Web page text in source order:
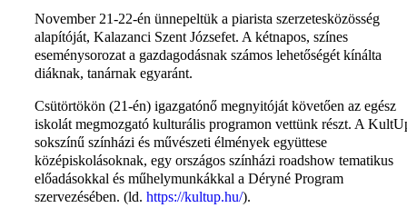
November 21-22-én ünnepeltük a piarista szerzetesközösség
alapítóját, Kalazanci Szent Józsefet. A kétnapos, színes
eseménysorozat a gazdagodásnak számos lehetőségét kínálta
diáknak, tanárnak egyaránt.
Csütörtökön (21-én) igazgatónő megnyitóját követően az egész
iskolát megmozgató kulturális programon vettünk részt. A
sokszínű színházi és művészeti élmények együttese
középiskolásoknak, egy országos színházi roadshow tematikus
előadásokkal és műhelymunkákkal a Déryné Program
szervezésében. (ld. https://kultup.hu/).